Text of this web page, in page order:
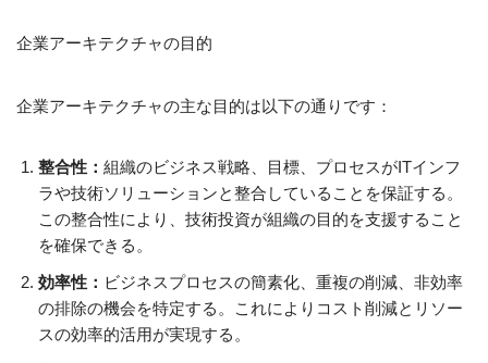
企業アーキテクチャの目的
企業アーキテクチャの主な目的は以下の通りです：
整合性： 組織のビジネス戦略、目標、プロセスがITインフ
ラや技術ソリューションと整合していることを保証する。
この整合性により、技術投資が組織の目的を支援すること
を確保できる。
効率性： ビジネスプロセスの簡素化、重複の削減、非効率
の排除の機会を特定する。これによりコスト削減とリソー
スの効率的活用が実現する。